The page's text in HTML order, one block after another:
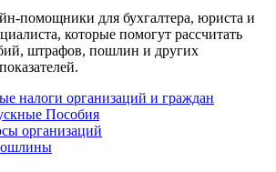
помощники для бухгалтера, юриста и
которые помогут рассчитать
штрафов, пошлин и других
налоги организаций и граждан
Пособия
организаций